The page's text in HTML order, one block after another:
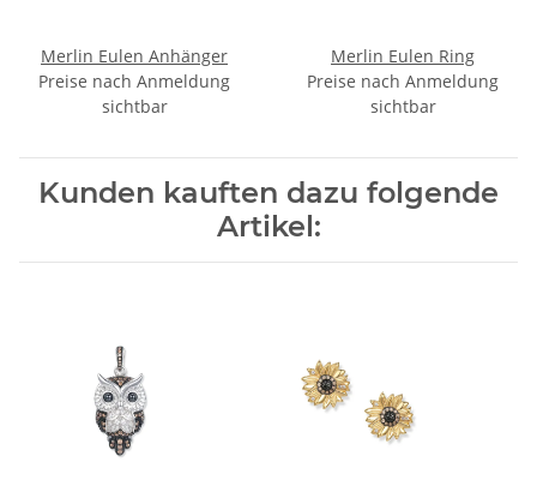
Merlin Eulen Anhänger
Preise nach Anmeldung
sichtbar
Merlin Eulen Ring
Preise nach Anmeldung
sichtbar
Kunden kauften dazu folgende
Artikel: